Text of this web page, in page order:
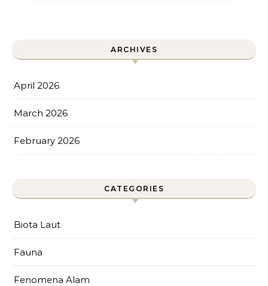
ARCHIVES
April 2026
March 2026
February 2026
CATEGORIES
Biota Laut
Fauna
Fenomena Alam